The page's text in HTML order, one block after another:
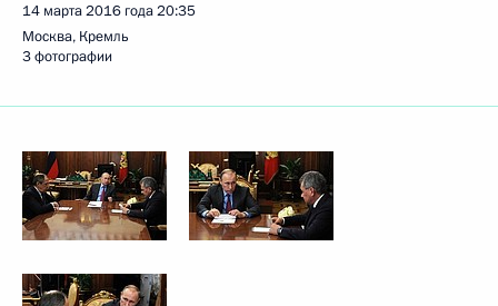
14 марта 2016 года20:35
Москва, Кремль
3 фотографии